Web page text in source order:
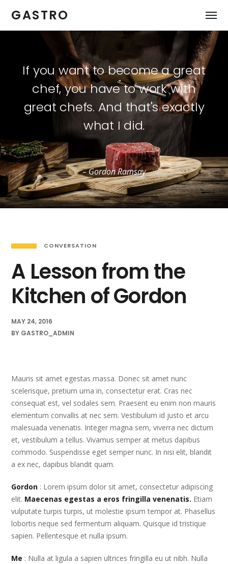
GASTRO
If you want to become a great
chef, you have to work with
great chefs. And that's exactly
what I did.
– Gordon Ramsay
CONVERSATION
A Lesson from the
Kitchen of Gordon
MAY 24, 2016
BY GASTRO_ADMIN
Mauris sit amet egestas massa. Donec sit amet nunc
scelerisque, pretium urna in, consectetur erat. Cras nec
consequat est, vel sodales sem. Praesent eu enim non mauris
elementum convallis at nec sem. Vestibulum id justo et arcu
malesuada venenatis. Integer magna sem, viverra nec dictum
et, vestibulum a tellus. Vivamus semper at metus dapibus
commodo. Suspendisse eget semper nunc. In nisi elit, blandit
a ex nec, dapibus blandit quam.
Gordon : Lorem ipsum dolor sit amet, consectetur adipiscing
elit. Maecenas egestas a eros fringilla venenatis. Etiam
vulputate turpis turpis, ut molestie ipsum tempor at. Phasellus
lobortis neque sed fermentum aliquam. Quisque id tristique
sapien. Pellentesque et nulla ipsum.
Me : Nulla at ligula a sapien ultrices fringilla eu ut nibh. Nulla